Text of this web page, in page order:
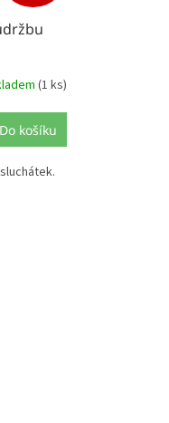
(1 ks)
Do košíku